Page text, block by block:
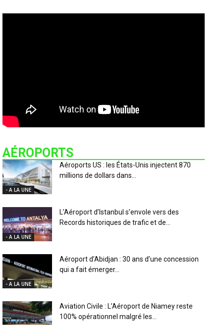
AÉROPORTS
- A LA UNE
Aéroports US : les États-Unis injectent 870
millions de dollars dans...
- A LA UNE
L’Aéroport d’Istanbul s’envole vers des
Records historiques de trafic et de...
- A LA UNE
Aéroport d’Abidjan : 30 ans d’une concession
qui a fait émerger...
Aviation Civile : L’Aéroport de Niamey reste
100% opérationnel malgré les...